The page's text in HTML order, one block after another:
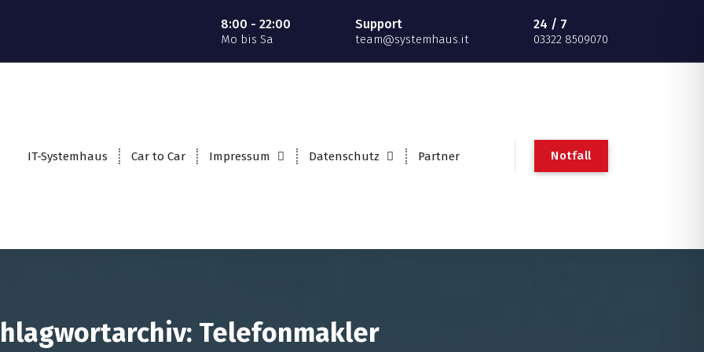
8:00 - 22:00
Mo bis Sa
Support
team@systemhaus.it
24 / 7
03322 8509070
IT-Systemhaus Car to Car Impressum Datenschutz Partner Notfall
Telefonmakler